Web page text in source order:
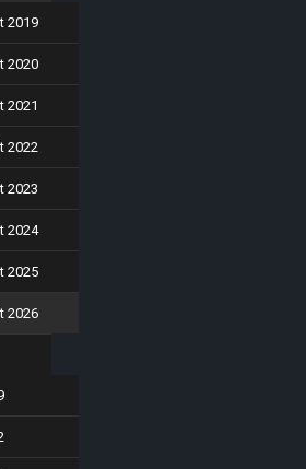
2019
2020
2021
2022
2023
2024
2025
2026